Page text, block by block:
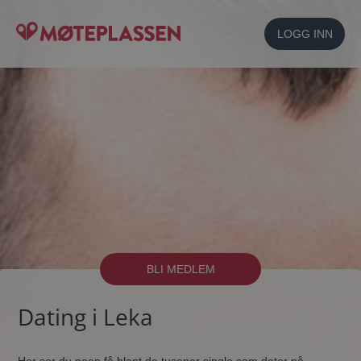
LOGG INN
BLI MEDLEM
Dating i Leka